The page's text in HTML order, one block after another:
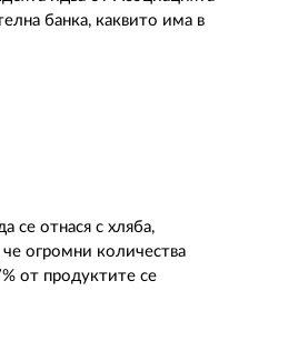
банка, каквито има в
се отнася с хляба,
че огромни количества
от продуктите се